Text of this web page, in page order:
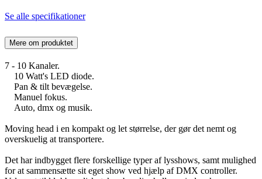
Se alle specifikationer
Mere om produktet
7 - 10 Kanaler.
10 Watt's LED diode.
Pan & tilt bevægelse.
Manuel fokus.
Auto, dmx og musik.
Moving head i en kompakt og let størrelse, der gør det nemt og
overskuelig at transportere.
Det har indbygget flere forskellige typer af lysshows, samt mulighed
for at sammensætte sit eget show ved hjælp af DMX controller.